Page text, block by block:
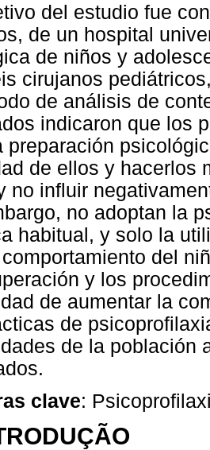
del estudio fue
de un hospital
de niños y
cirujanos
de análisis de
indicaron que los
preparación
de ellos y hacerlos
no influir
no adoptan la
habitual, y solo la
del
y los
de aumentar la
de
de la población
clave: